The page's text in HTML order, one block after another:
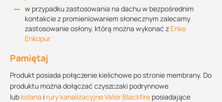
w przypadku zastosowania na dachu w bezpośrednim
kontakcie z promieniowaniem słonecznym zalecamy
zastosowanie osłony, którą można wykonać z Enke
Enkopur
Pamiętaj
Produkt posiada połączenie kielichowe po stronie membrany. Do
produktu można dołączać czyszczaki podrynnowe
lub kolana i rury kanalizacyjne Valsir Blackfire posiadające